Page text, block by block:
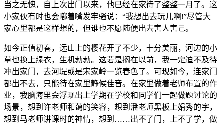
当之无愧，自上次出门以来，他已经在家待了整整一月了。这
小家伙有时也会嘟着嘴发牢骚说：“我想出去玩儿啊!”尽管大
家心里都是这样想的，但谁也不愿随便出去害人害己。
如今正值初春，远山上的樱花开了不少，十分美丽，河边的小
草也换上绿衣，生机勃勃。这若是搁在以前，我一定迫不及待
冲出家门，去河堤或是宋家岭一览春色了。可现如今，连家门
都出不去，只能待在家里静候佳音。在家里做着老师布置的作
业，我脑海里会浮现出上学期在学校和同学们一起做题讨论的
场景，想到许老师和蔼的笑容，想到潘老师黑板上娟秀的字，
想到马老师讲课时的神情，想到……出不了门，上不了学，做